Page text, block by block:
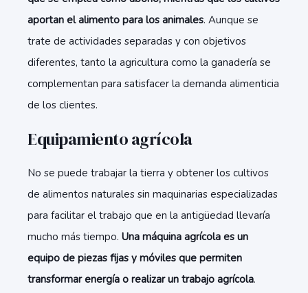
aportan el alimento para los animales. Aunque se
trate de actividades separadas y con objetivos
diferentes, tanto la agricultura como la ganadería se
complementan para satisfacer la demanda alimenticia
de los clientes.
Equipamiento agrícola
No se puede trabajar la tierra y obtener los cultivos
de alimentos naturales sin maquinarias especializadas
para facilitar el trabajo que en la antigüedad llevaría
mucho más tiempo. Una máquina agrícola es un
equipo de piezas fijas y móviles que permiten
transformar energía o realizar un trabajo agrícola.